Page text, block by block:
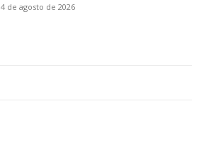
4 de agosto de 2026